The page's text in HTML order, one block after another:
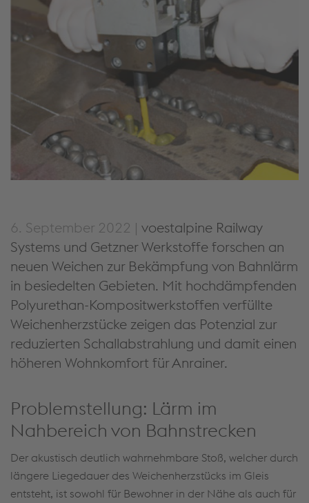
6. September 2022 | voestalpine Railway
Systems und Getzner Werkstoffe forschen an
neuen Weichen zur Bekämpfung von Bahnlärm
in besiedelten Gebieten. Mit hochdämpfenden
Polyurethan-Kompositwerkstoffen verfüllte
Weichenherzstücke zeigen das Potenzial zur
reduzierten Schallabstrahlung und damit einen
höheren Wohnkomfort für Anrainer.
Problemstellung: Lärm im
Nahbereich von Bahnstrecken
Der akustisch deutlich wahrnehmbare Stoß, welcher durch
längere Liegedauer des Weichenherzstücks im Gleis
entsteht, ist sowohl für Bewohner in der Nähe als auch für